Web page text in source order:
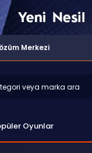
Merkezi
Oyunlar